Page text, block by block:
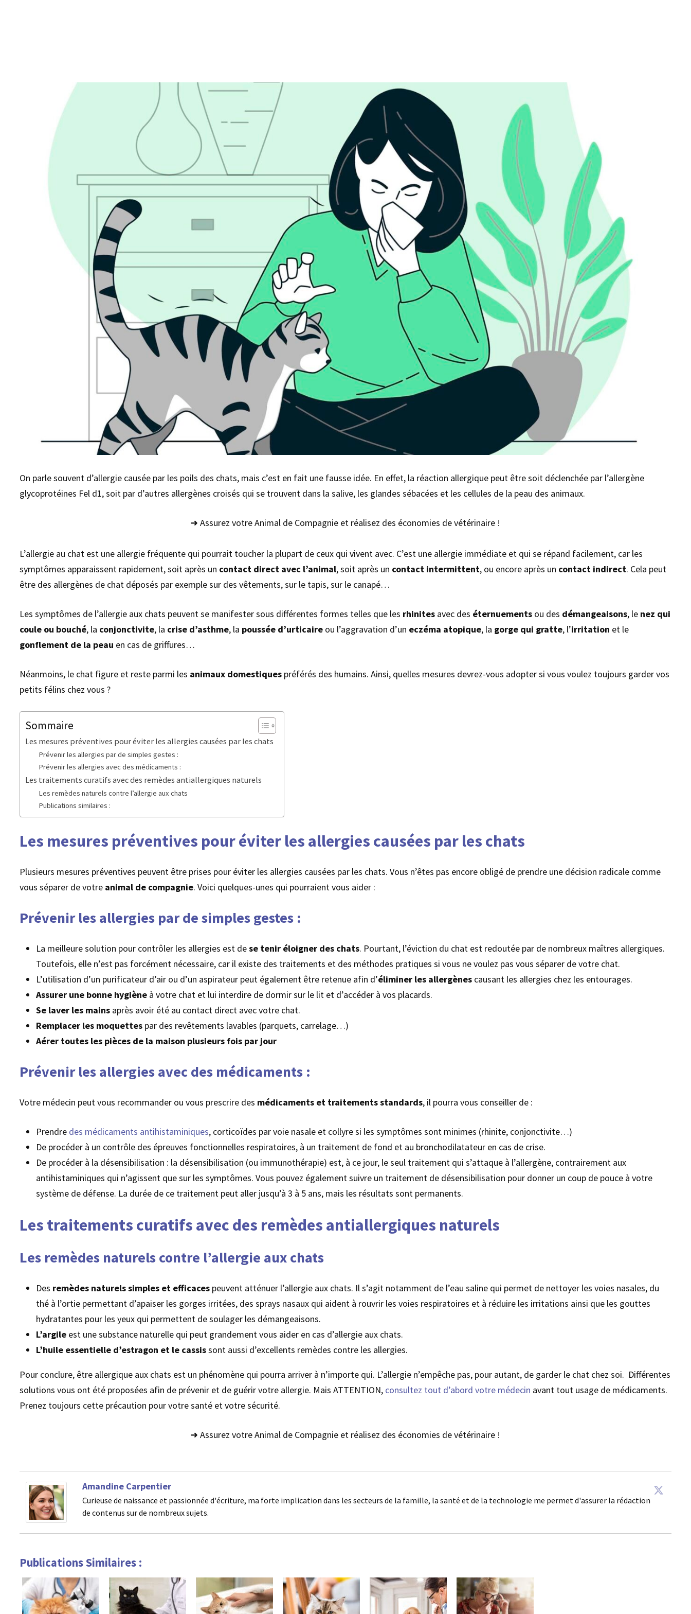
On parle souvent d’allergie causée par les poils des chats, mais c’est en fait une fausse idée. En effet, la réaction allergique peut être soit déclenchée par l’allergène
glycoprotéines Fel d1, soit par d’autres allergènes croisés qui se trouvent dans la salive, les glandes sébacées et les cellules de la peau des animaux.
➜ Assurez votre Animal de Compagnie et réalisez des économies de vétérinaire !
L’allergie au chat est une allergie fréquente qui pourrait toucher la plupart de ceux qui vivent avec. C’est une allergie immédiate et qui se répand facilement, car les
symptômes apparaissent rapidement, soit après un contact direct avec l’animal, soit après un contact intermittent, ou encore après un contact indirect. Cela peut
être des allergènes de chat déposés par exemple sur des vêtements, sur le tapis, sur le canapé…
Les symptômes de l’allergie aux chats peuvent se manifester sous différentes formes telles que les rhinites avec des éternuements ou des démangeaisons, le nez qui
coule ou bouché, la conjonctivite, la crise d’asthme, la poussée d’urticaire ou l’aggravation d’un eczéma atopique, la gorge qui gratte, l’irritation et le
gonflement de la peau en cas de griffures…
Néanmoins, le chat figure et reste parmi les animaux domestiques préférés des humains. Ainsi, quelles mesures devrez-vous adopter si vous voulez toujours garder vos
petits félins chez vous ?
Sommaire
Les mesures préventives pour éviter les allergies causées par les chats
Prévenir les allergies par de simples gestes :
Prévenir les allergies avec des médicaments :
Les traitements curatifs avec des remèdes antiallergiques naturels
Les remèdes naturels contre l’allergie aux chats
Publications similaires :
Les mesures préventives pour éviter les allergies causées par les chats
Plusieurs mesures préventives peuvent être prises pour éviter les allergies causées par les chats. Vous n’êtes pas encore obligé de prendre une décision radicale comme
vous séparer de votre animal de compagnie. Voici quelques-unes qui pourraient vous aider :
Prévenir les allergies par de simples gestes :
La meilleure solution pour contrôler les allergies est dese tenir éloigner des chats. Pourtant, l’éviction du chat est redoutée par de nombreux maîtres allergiques.
Toutefois, elle n’est pas forcément nécessaire, car il existe des traitements et des méthodes pratiques si vous ne voulez pas vous séparer de votre chat.
L’utilisation d’un purificateur d’air ou d’un aspirateur peut également être retenue afin d’éliminer les allergènes causant les allergies chez les entourages.
Assurer une bonne hygiène à votre chat et lui interdire de dormir sur le lit et d’accéder à vos placards.
Se laver les mains après avoir été au contact direct avec votre chat.
Remplacer les moquettes par des revêtements lavables (parquets, carrelage…)
Aérer toutes les pièces de la maison plusieurs fois par jour
Prévenir les allergies avec des médicaments :
Votre médecin peut vous recommander ou vous prescrire des médicaments et traitements standards, il pourra vous conseiller de :
Prendre des médicaments antihistaminiques, corticoïdes par voie nasale et collyre si les symptômes sont minimes (rhinite, conjonctivite…)
De procéder à un contrôle des épreuves fonctionnelles respiratoires, à un traitement de fond et au bronchodilatateur en cas de crise.
De procéder à la désensibilisation : la désensibilisation (ou immunothérapie) est, à ce jour, le seul traitement qui s’attaque à l’allergène, contrairement aux
antihistaminiques qui n’agissent que sur les symptômes. Vous pouvez également suivre un traitement de désensibilisation pour donner un coup de pouce à votre
système de défense. La durée de ce traitement peut aller jusqu’à 3 à 5 ans, mais les résultats sont permanents.
Les traitements curatifs avec des remèdes antiallergiques naturels
Les remèdes naturels contre l’allergie aux chats
Des remèdes naturels simples et efficaces peuvent atténuer l’allergie aux chats. Il s’agit notamment de l’eau saline qui permet de nettoyer les voies nasales, du
thé à l’ortie permettant d’apaiser les gorges irritées, des sprays nasaux qui aident à rouvrir les voies respiratoires et à réduire les irritations ainsi que les gouttes
hydratantes pour les yeux qui permettent de soulager les démangeaisons.
L’argile est une substance naturelle qui peut grandement vous aider en cas d’allergie aux chats.
L’huile essentielle d’estragon et le cassissont aussi d’excellents remèdes contre les allergies.
Pour conclure, être allergique aux chats est un phénomène qui pourra arriver à n’importe qui. L’allergie n’empêche pas, pour autant, de garder le chat chez soi. Différentes
solutions vous ont été proposées afin de prévenir et de guérir votre allergie. Mais ATTENTION, consultez tout d’abord votre médecin avant tout usage de médicaments.
Prenez toujours cette précaution pour votre santé et votre sécurité.
➜ Assurez votre Animal de Compagnie et réalisez des économies de vétérinaire !
Amandine Carpentier
Curieuse de naissance et passionnée d'écriture, ma forte implication dans les secteurs de la famille, la santé et de la technologie me permet d'assurer la rédaction
de contenus sur de nombreux sujets.
Publications Similaires :